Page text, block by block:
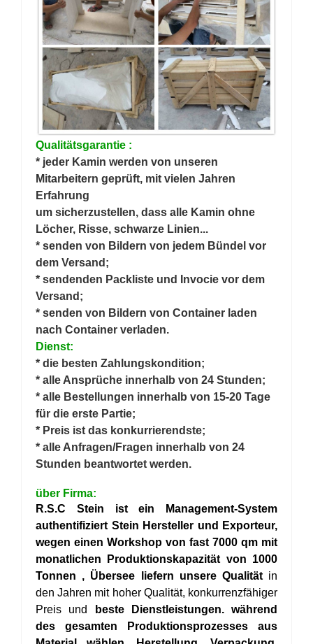
Qualitätsgarantie :
* jeder Kamin werden von unseren
Mitarbeitern geprüft, mit vielen Jahren
Erfahrung
um sicherzustellen, dass alle Kamin ohne
Löcher, Risse, schwarze Linien...
* senden von Bildern von jedem Bündel vor
dem Versand;
* sendenden Packliste und Invocie vor dem
Versand;
* senden von Bildern von Container laden
nach Container verladen.
Dienst:
* die besten Zahlungskondition;
* alle Ansprüche innerhalb von 24 Stunden;
* alle Bestellungen innerhalb von 15-20 Tage
für die erste Partie;
* Preis ist das konkurrierendste;
* alle Anfragen/Fragen innerhalb von 24
Stunden beantwortet werden.
über Firma:
R.S.C Stein ist ein Management-System
authentifiziert Stein Hersteller und Exporteur,
wegen einen Workshop von fast 7000 qm mit
monatlichen Produktionskapazität von 1000
Tonnen , Übersee liefern unsere Qualität in
den Jahren mit hoher Qualität, konkurrenzfähiger
Preis und
beste Dienstleistungen. während
des gesamten Produktionsprozesses aus